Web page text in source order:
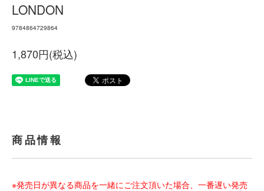
LONDON
9784864729864
1,870円(税込)
商品情報
※発売日が異なる商品を一緒にご注文頂いた場合、一番遅い発売